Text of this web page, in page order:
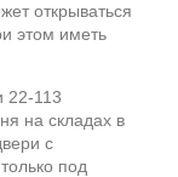
открываться
этом иметь
22-113
на складах в
с
под